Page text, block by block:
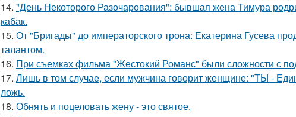
14. "День Некоторого Разочарования": бывшая жена Тимура
кабак.
15. От "Бригады" до императорского трона: Екатерина Гусева
талантом.
16. При съемках фильма "Жестокий Романс" были сложности с
17. Лишь в том случае, если мужчина говорит женщине: "ТЫ -
ложь.
18. Обнять и поцеловать жену - это святое.